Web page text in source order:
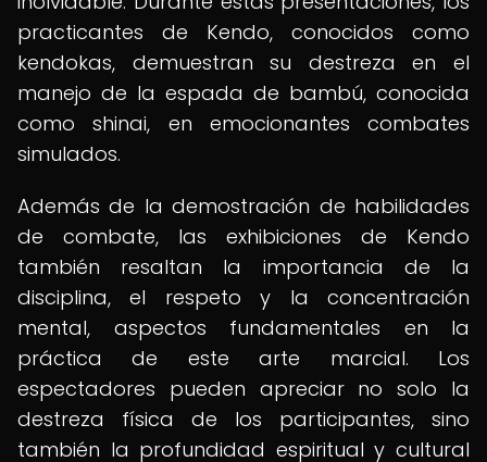
practicantes de Kendo, conocidos como
kendokas, demuestran su destreza en el
manejo de la espada de bambú, conocida
como shinai, en emocionantes combates
simulados.
Además de la demostración de habilidades
de combate, las exhibiciones de Kendo
también resaltan la importancia de la
disciplina, el respeto y la concentración
mental, aspectos fundamentales en la
práctica de este arte marcial. Los
espectadores pueden apreciar no solo la
destreza física de los participantes, sino
también la profundidad espiritual y cultural